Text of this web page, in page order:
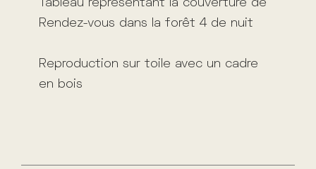
Tableau représentant la couverture de
Rendez-vous dans la forêt 4 de nuit
Reproduction sur toile avec un cadre
en bois